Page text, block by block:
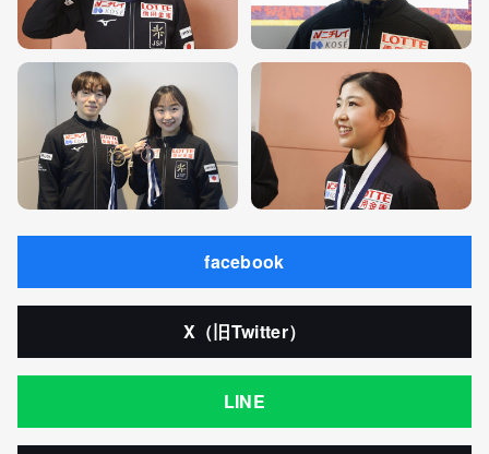
facebook
X（旧Twitter）
LINE